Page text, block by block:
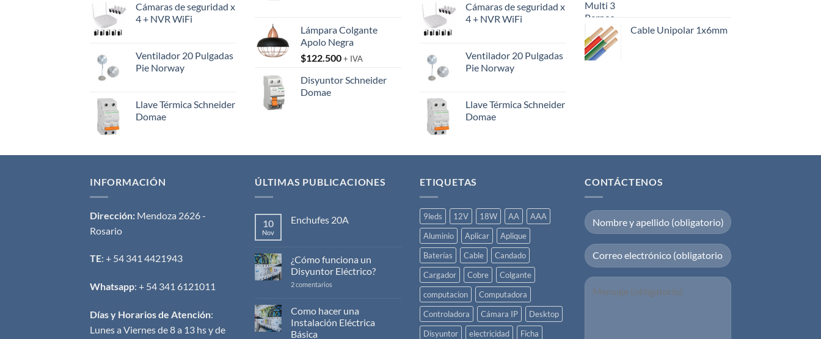
era:
$145.000.
es:
Cámaras de seguridad x
4 + NVR WiFi
Ventilador 20 Pulgadas
Pie Norway
Llave Térmica Schneider
Domae
Lámpara Colgante
Apolo Negra
$122.500+ IVA
Disyuntor Schneider
Domae
era:
$145.000.
es:
Cámaras de seguridad x
4 + NVR WiFi
Ventilador 20 Pulgadas
Pie Norway
Llave Térmica Schneider
Domae
Cable Unipolar 1x6mm
INFORMACIÓN
Dirección: Mendoza 2626 -
Rosario
TE: + 54 341 4421943
Whatsapp: + 54 341 6121011
Días y Horarios de Atención:
Lunes a Viernes de 8 a 13 hs y de
ÚLTIMAS PUBLICACIONES
10
Nov
Enchufes 20A
en
Enchufes
20A
¿Cómo funciona un
Disyuntor Eléctrico?
2 comentarios
Disyuntor
Eléctrico?
Como hacer una
Instalación Eléctrica
Básica
ETIQUETAS
9leds 12V 18W AA
AAA
Aluminio
Aplicar
Aplique
Baterías
Cable
Candado
Cargador
Cobre
Colgante
computacion
Computadora
Controladora
Cámara IP
Desktop
Disyuntor
electricidad Ficha
CONTÁCTENOS